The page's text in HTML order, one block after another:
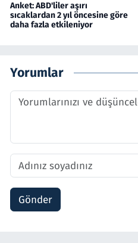
Anket: ABD'liler aşırı
sıcaklardan 2 yıl öncesine göre
daha fazla etkileniyor
Yorumlar
Gönder